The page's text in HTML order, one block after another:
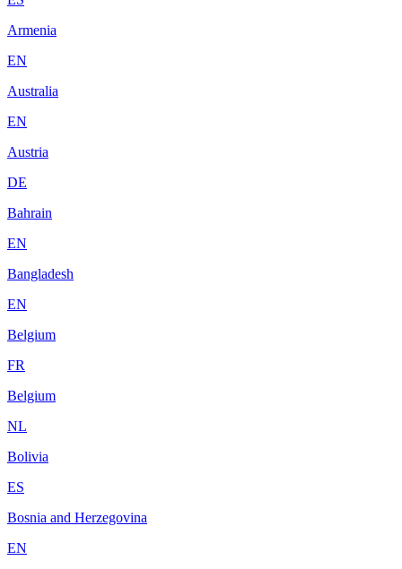
Armenia
EN
Australia
EN
Austria
DE
Bahrain
EN
Bangladesh
EN
Belgium
FR
Belgium
NL
Bolivia
ES
Bosnia and Herzegovina
EN